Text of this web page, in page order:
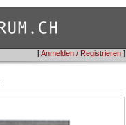
[Anmelden / Registrieren ]